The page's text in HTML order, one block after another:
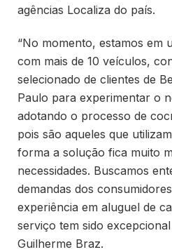
agências Localiza do país.
“No momento, estamos em
com mais de 10 veículos,
selecionado de clientes de
Paulo para experimentar o
adotando o processo de
pois são aqueles que
forma a solução fica muito
necessidades. Buscamos
demandas dos
experiência em aluguel de
serviço tem sido
Guilherme Braz.